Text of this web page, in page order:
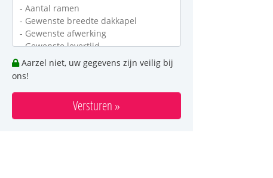
Aarzel niet, uw gegevens zijn veilig bij
ons!